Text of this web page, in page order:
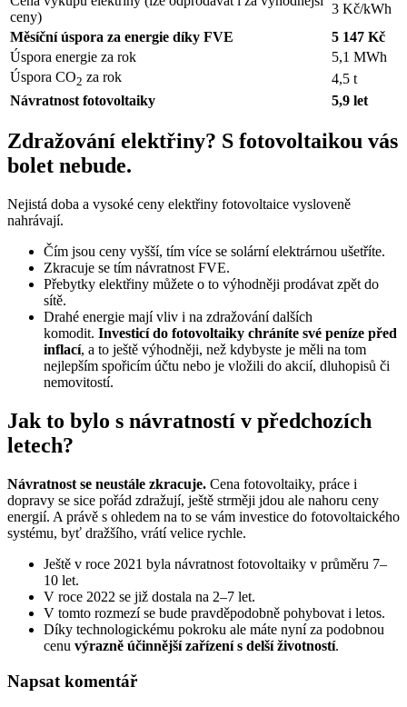
ceny)
3 Kč/kWh
Měsíční úspora za energie díky FVE
5 147 Kč
Úspora energie za rok
5,1 MWh
Úspora CO2 za rok
4,5 t
Návratnost fotovoltaiky
5,9 let
Zdražování elektřiny? S fotovoltaikou vás
bolet nebude.
Nejistá doba a vysoké ceny elektřiny fotovoltaice vysloveně
nahrávají.
Čím jsou ceny vyšší, tím více se solární elektrárnou ušetříte.
Zkracuje se tím návratnost FVE.
Přebytky elektřiny můžete o to výhodněji prodávat zpět do
sítě.
Drahé energie mají vliv i na zdražování dalších
komodit. Investicí do fotovoltaiky chráníte své peníze před
inflací, a to ještě výhodněji, než kdybyste je měli na tom
nejlepším spořicím účtu nebo je vložili do akcií, dluhopisů či
nemovitostí.
Jak to bylo s návratností v předchozích
letech?
Návratnost se neustále zkracuje. Cena fotovoltaiky, práce i
dopravy se sice pořád zdražují, ještě strměji jdou ale nahoru ceny
energií. A právě s ohledem na to se vám investice do fotovoltaického
systému, byť dražšího, vrátí velice rychle.
Ještě v roce 2021 byla návratnost fotovoltaiky v průměru 7–
10 let.
V roce 2022 se již dostala na 2–7 let.
V tomto rozmezí se bude pravděpodobně pohybovat i letos.
Díky technologickému pokroku ale máte nyní za podobnou
cenu výrazně účinnější zařízení s delší životností.
Napsat komentář